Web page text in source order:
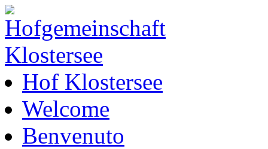
Hof Klostersee
Welcome
Benvenuto